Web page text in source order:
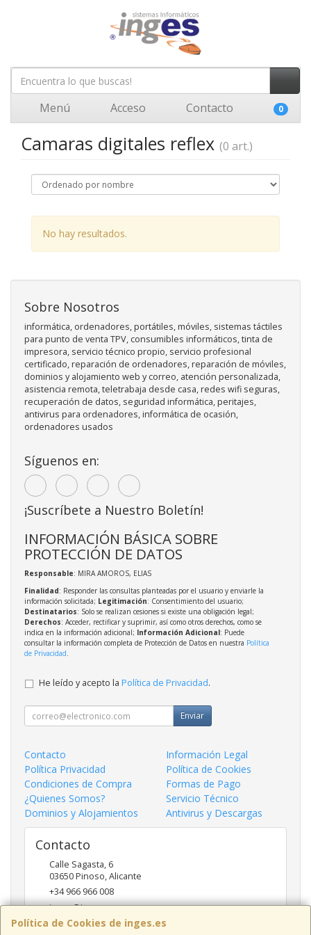
Menú Acceso Contacto 0
Camaras digitales reflex (0 art.)
No hay resultados.
Política de Cookies de inges.es
Sobre Nosotros
informática, ordenadores, portátiles, móviles, sistemas táctiles
para punto de venta TPV, consumibles informáticos, tinta de
impresora, servicio técnico propio, servicio profesional
certificado, reparación de ordenadores, reparación de móviles,
dominios y alojamiento web y correo, atención personalizada,
asistencia remota, teletrabaja desde casa, redes wifi seguras,
recuperación de datos, seguridad informática, peritajes,
antivirus para ordenadores, informática de ocasión,
ordenadores usados
Síguenos en:
¡Suscríbete a Nuestro Boletín!
INFORMACIÓN BÁSICA SOBRE
PROTECCIÓN DE DATOS
Responsable: MIRA AMOROS, ELIAS
Finalidad: Responder las consultas planteadas por el usuario y enviarle la
información solicitada; Legitimación: Consentimiento del usuario;
Destinatarios: Solo se realizan cesiones si existe una obligación legal;
Derechos: Acceder, rectificar y suprimir, así como otros derechos, como se
indica en la información adicional; Información Adicional: Puede
consultar la información completa de Protección de Datos en nuestra Política
de Privacidad.
He leído y acepto la Política de Privacidad.
Enviar
Contacto
Información Legal
Política Privacidad
Política de Cookies
Condiciones de Compra
Formas de Pago
¿Quienes Somos?
Servicio Técnico
Dominios y Alojamientos
Antivirus y Descargas
Contacto
Calle Sagasta, 6
03650Pinoso,Alicante
+34 966 966 008
inges@inges.es